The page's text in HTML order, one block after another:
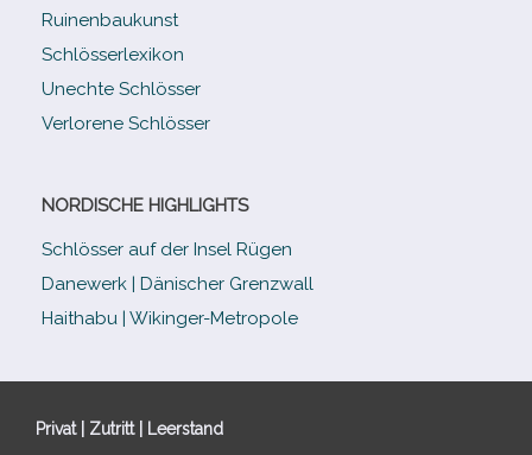
Ruinenbaukunst
Schlösserlexikon
Unechte Schlösser
Verlorene Schlösser
NORDISCHE HIGHLIGHTS
Schlösser auf der Insel Rügen
Danewerk | Dänischer Grenzwall
Haithabu | Wikinger-Metropole
Privat | Zutritt | Leerstand